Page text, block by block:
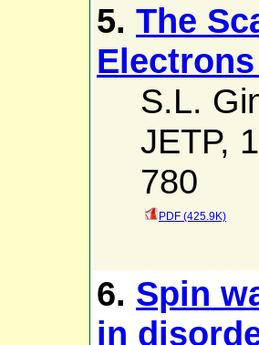
5. The
S.L.
JETP,
780
PDF (425.9K)
6. Spin
in